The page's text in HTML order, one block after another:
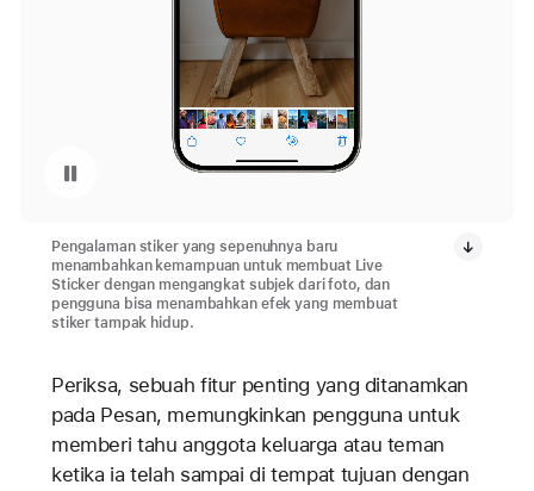
Jeda pemutaran video: Stiker Langsung di iPhone 15 Pro
Pengalaman stiker yang sepenuhnya baru
menambahkan kemampuan untuk membuat Live
Sticker dengan mengangkat subjek dari foto, dan
pengguna bisa menambahkan efek yang membuat
stiker tampak hidup.
Periksa, sebuah fitur penting yang ditanamkan
pada Pesan, memungkinkan pengguna untuk
memberi tahu anggota keluarga atau teman
ketika ia telah sampai di tempat tujuan dengan